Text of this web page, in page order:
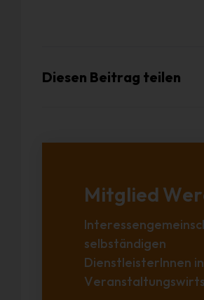
Diesen Beitrag teilen
Mitglied
selbständigen
DienstleisterInnen in